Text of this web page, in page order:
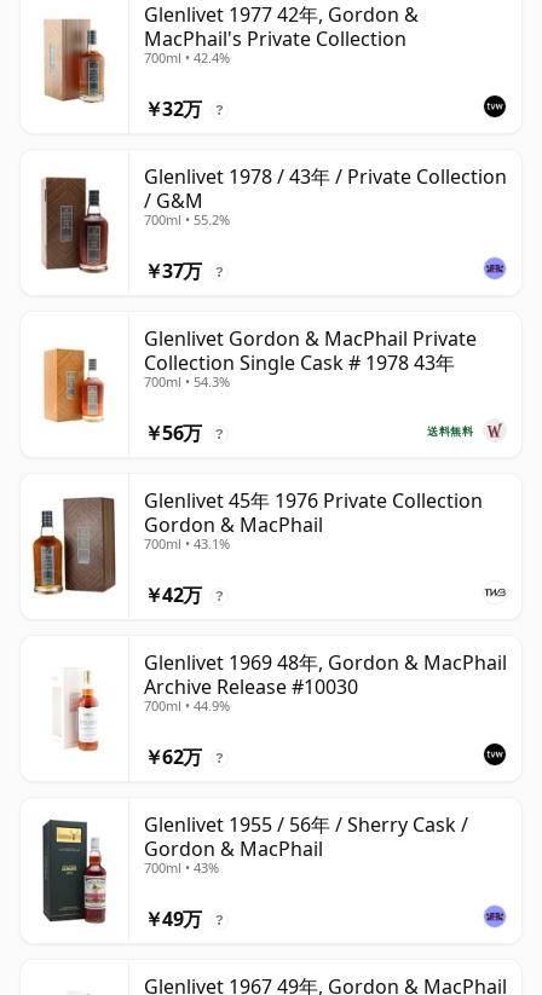
Glenlivet 1977 42年, Gordon &
MacPhail's Private Collection
700ml • 42.4%
￥32万 ?
Glenlivet 1978 / 43年 / Private Collection
/ G&M
700ml • 55.2%
￥37万 ?
Glenlivet Gordon & MacPhail Private
Collection Single Cask # 1978 43年
700ml • 54.3%
送料無料
￥56万 ?
Glenlivet 45年 1976 Private Collection
Gordon & MacPhail
700ml • 43.1%
￥42万 ?
Glenlivet 1969 48年, Gordon & MacPhail
Archive Release #10030
700ml • 44.9%
￥62万 ?
Glenlivet 1955 / 56年 / Sherry Cask /
Gordon & MacPhail
700ml • 43%
￥49万 ?
Glenlivet 1967 49年, Gordon & MacPhail